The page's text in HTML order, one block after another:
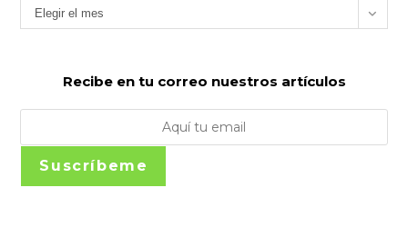
Archivos
Elegir el mes
Recibe en tu correo nuestros artículos
Suscríbeme